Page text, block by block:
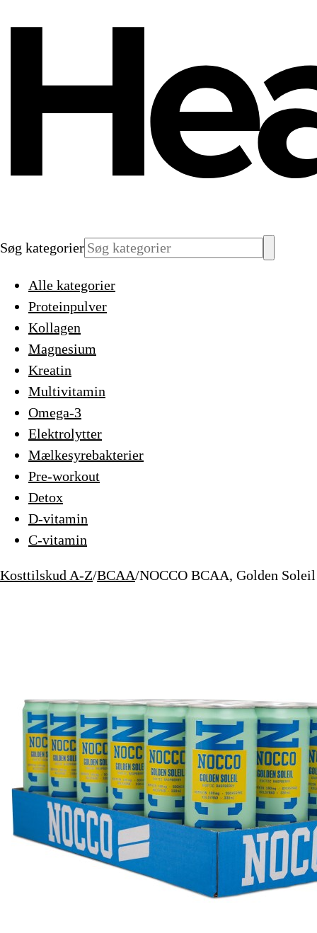
Søg kategorier
Alle kategorier
Proteinpulver
Kollagen
Magnesium
Kreatin
Multivitamin
Omega-3
Elektrolytter
Mælkesyrebakterier
Pre-workout
Detox
D-vitamin
C-vitamin
Kosttilskud A-Z/BCAA/NOCCO BCAA, Golden Soleil